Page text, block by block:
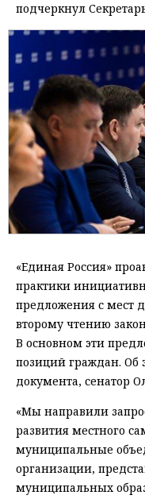
подчеркнул
«Единая Россия»
практики
предложения с мест
второму чтению
В основном эти
позиций граждан. Об
документа, сенатор
«Мы направили
развития местного
муниципальные
организации,
муниципальных